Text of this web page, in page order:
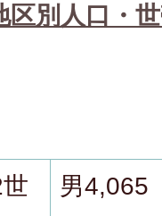
区別人口・
男4,065